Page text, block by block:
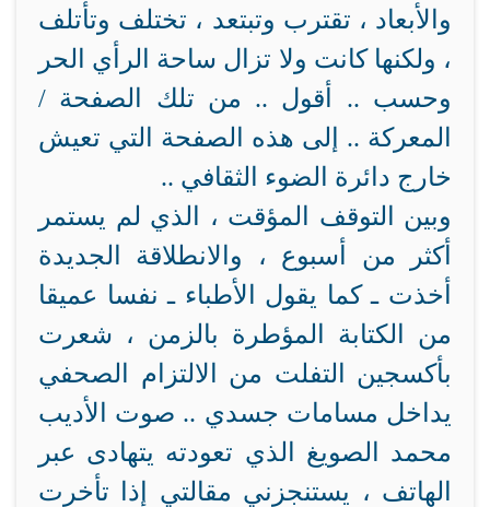
والأبعاد ، تقترب وتبتعد ، تختلف وتأتلف
، ولكنها كانت ولا تزال ساحة الرأي الحر
وحسب .. أقول .. من تلك الصفحة /
المعركة .. إلى هذه الصفحة التي تعيش
خارج دائرة الضوء الثقافي ..
وبين التوقف المؤقت ، الذي لم يستمر
أكثر من أسبوع ، والانطلاقة الجديدة
أخذت ـ كما يقول الأطباء ـ نفسا عميقا
من الكتابة المؤطرة بالزمن ، شعرت
بأكسجين التفلت من الالتزام الصحفي
يداخل مسامات جسدي .. صوت الأديب
محمد الصويغ الذي تعودته يتهادى عبر
الهاتف ، يستنجزني مقالتي إذا تأخرت